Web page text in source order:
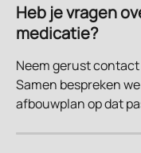
Heb je vragen
medicatie?
Neem gerust
Samen bespreken
afbouwplan op dat